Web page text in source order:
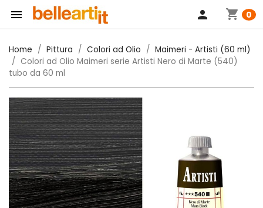
 shopping_cart 0
person
Home Pittura Colori ad Olio
Maimeri - Artisti (60 ml)
Colori ad Olio Maimeri serie Artisti Nero di Marte (540)
tubo da 60 ml